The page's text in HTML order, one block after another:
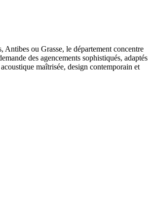
ou Grasse, le département concentre
des agencements sophistiqués, adaptés
maîtrisée, design contemporain et